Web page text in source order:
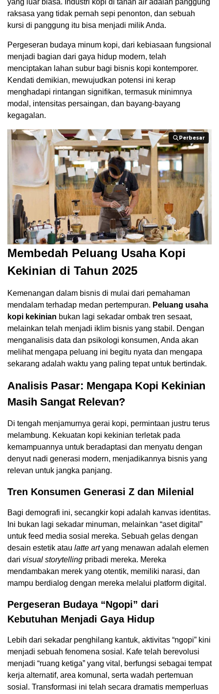
yang luar biasa. Industri kopi di tanah air adalah panggung
raksasa yang tidak pernah sepi penonton, dan sebuah
kursi di panggung itu bisa menjadi milik Anda.
Pergeseran budaya minum kopi, dari kebiasaan fungsional
menjadi bagian dari gaya hidup modern, telah
menciptakan lahan subur bagi bisnis kopi kontemporer.
Kendati demikian, mewujudkan potensi ini kerap
menghadapi rintangan signifikan, termasuk minimnya
modal, intensitas persaingan, dan bayang-bayang
kegagalan.
Perbesar
Perbesar
Membedah Peluang Usaha Kopi
Kekinian di Tahun 2025
Kemenangan dalam bisnis di mulai dari pemahaman
mendalam terhadap medan pertempuran. Peluang usaha
kopi kekinian bukan lagi sekadar ombak tren sesaat,
melainkan telah menjadi iklim bisnis yang stabil. Dengan
menganalisis data dan psikologi konsumen, Anda akan
melihat mengapa peluang ini begitu nyata dan mengapa
sekarang adalah waktu yang paling tepat untuk bertindak.
Analisis Pasar: Mengapa Kopi Kekinian
Masih Sangat Relevan?
Di tengah menjamurnya gerai kopi, permintaan justru terus
melambung. Kekuatan kopi kekinian terletak pada
kemampuannya untuk beradaptasi dan menyatu dengan
denyut nadi generasi modern, menjadikannya bisnis yang
relevan untuk jangka panjang.
Tren Konsumen Generasi Z dan Milenial
Bagi demografi ini, secangkir kopi adalah kanvas identitas.
Ini bukan lagi sekadar minuman, melainkan “aset digital”
untuk feed media sosial mereka. Sebuah gelas dengan
desain estetik atau latte artyang menawan adalah elemen
dari visual storytelling pribadi mereka. Mereka
mendambakan merek yang otentik, memiliki narasi, dan
mampu berdialog dengan mereka melalui platform digital.
Pergeseran Budaya “Ngopi” dari
Kebutuhan Menjadi Gaya Hidup
Lebih dari sekadar penghilang kantuk, aktivitas “ngopi” kini
menjadi sebuah fenomena sosial. Kafe telah berevolusi
menjadi “ruang ketiga” yang vital, berfungsi sebagai tempat
kerja alternatif, area komunal, serta wadah pertemuan
sosial. Transformasi ini telah secara dramatis memperluas